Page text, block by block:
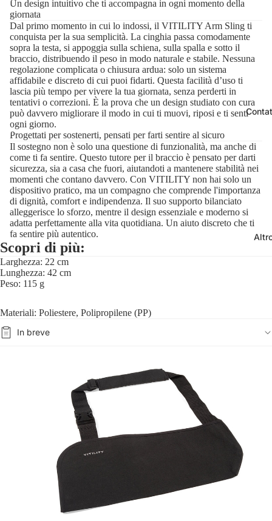
Un design intuitivo che ti accompagna in ogni momento della
giornata
Dal primo momento in cui lo indossi, il VITILITY Arm Sling ti
conquista per la sua semplicità. La cinghia passa comodamente
sopra la testa, si appoggia sulla schiena, sulla spalla e sotto il
braccio, distribuendo il peso in modo naturale e stabile. Nessuna
regolazione complicata o chiusura ardua: solo un sistema
affidabile e discreto di cui puoi fidarti. Questa facilità d’uso ti
lascia più tempo per vivere la tua giornata, senza perderti in
tentativi o correzioni. È la prova che un design studiato con cura
può davvero migliorare il modo in cui ti muovi, riposi e ti senti
ogni giorno.
Progettati per sostenerti, pensati per farti sentire al sicuro
Il sostegno non è solo una questione di funzionalità, ma anche di
come ti fa sentire. Questo tutore per il braccio è pensato per darti
sicurezza, sia a casa che fuori, aiutandoti a mantenere stabilità nei
momenti che contano davvero. Con VITILITY non hai solo un
dispositivo pratico, ma un compagno che comprende l'importanza
di dignità, comfort e indipendenza. Il suo supporto bilanciato
alleggerisce lo sforzo, mentre il design essenziale e moderno si
adatta perfettamente alla vita quotidiana. Un aiuto discreto che ti
fa sentire più autentico.
Scopri di più:
Larghezza: 22 cm
Lunghezza: 42 cm
Peso: 115 g
Materiali: Poliestere, Polipropilene (PP)
In breve